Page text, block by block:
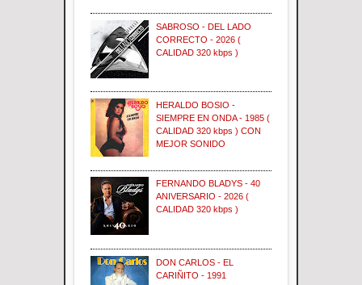
SABROSO - DEL LADO
CORRECTO - 2026 (
CALIDAD 320 kbps )
HERALDO BOSIO -
SIEMPRE EN ONDA - 1985 (
CALIDAD 320 kbps ) CON
MEJOR SONIDO
FERNANDO BLADYS - 40
ANIVERSARIO - 2026 (
CALIDAD 320 kbps )
DON CARLOS - EL
CARIÑITO - 1991